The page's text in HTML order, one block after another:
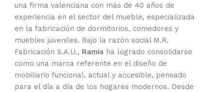
una firma valenciana con más de 40 años de
experiencia en el sector del mueble, especializada
en la fabricación de dormitorios, comedores y
muebles juveniles. Bajo la razón social M.R.
Fabricación S.A.U., Ramis ha logrado consolidarse
como una marca referente en el diseño de
mobiliario funcional, actual y accesible, pensado
para el día a día de los hogares modernos. Desde